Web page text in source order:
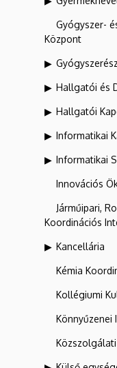
Gyógyszer-
Központ
Hallgatói és
Hallgatói
Informatikai
Informatikai
Innovációs
Járműipari,
Koordinációs
Kancellária
Kémia
Kollégiumi
Könnyűzenei